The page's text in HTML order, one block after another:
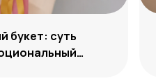
букет: суть